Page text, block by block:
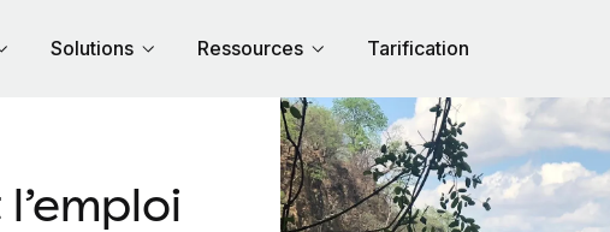
Solutions Ressources Tarification